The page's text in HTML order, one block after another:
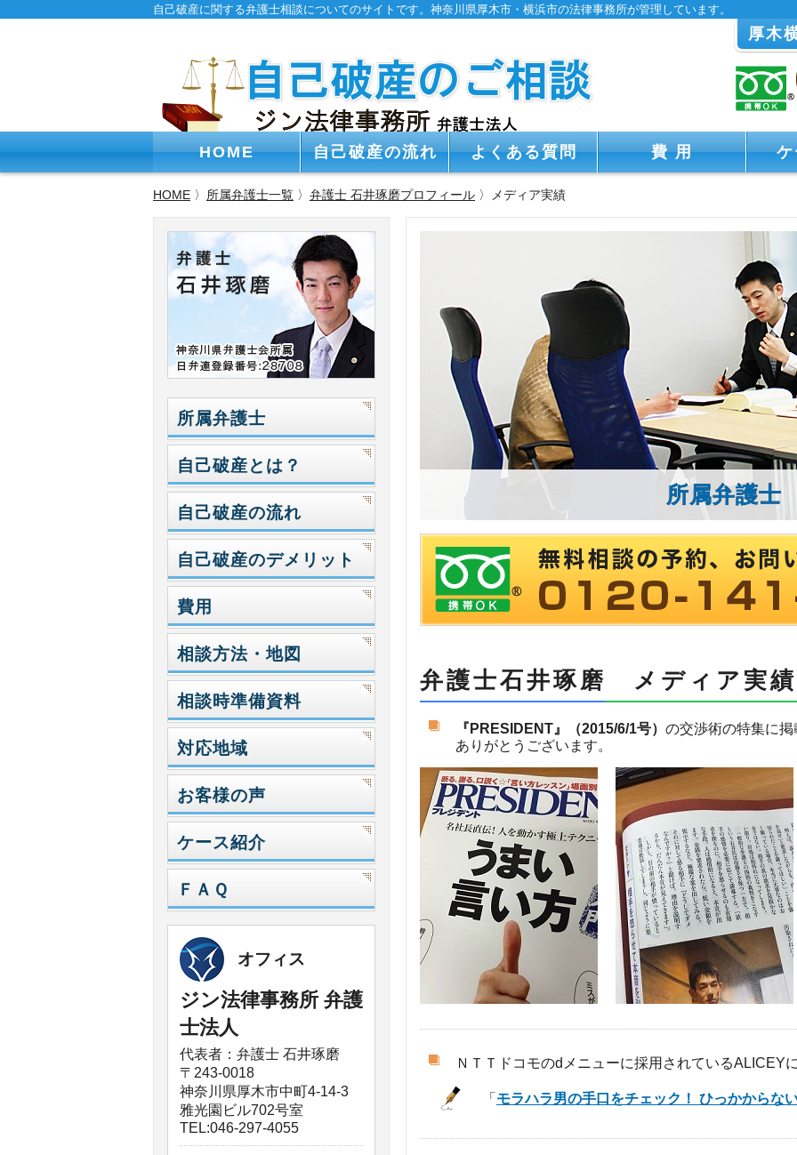
自己破産に関する弁護士相談についてのサイトです。神奈川県厚木市・横浜市の法律事務所が管理しています。
厚木
HOME 自己破産の流れ よくある質問 費 用 ケ
HOME 〉 所属弁護士一覧 〉 弁護士 石井琢磨プロフィール 〉メディア実績
所属弁護士
弁護士石井琢磨 メディア実績
『PRESIDENT』（2015/6/1号） の交渉術の特集に掲
ありがとうございます。
ＮＴＴドコモのdメニューに採用されているALICEY
「 モラハラ男の手口をチェック！ ひっかからな
所属弁護士
自己破産とは？
自己破産の流れ
自己破産のデメリット
費用
相談方法・地図
相談時準備資料
対応地域
お客様の声
ケース紹介
ＦＡＱ
オフィス
ジン法律事務所 弁護
士法人
代表者：弁護士 石井琢磨
〒243-0018
神奈川県厚木市中町4-14-3
雅光園ビル702号室
TEL:046-297-4055